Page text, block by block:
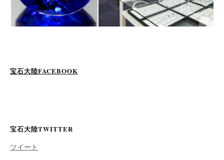
宝石大陸FACEBOOK
宝石大陸TWITTER
ツイート